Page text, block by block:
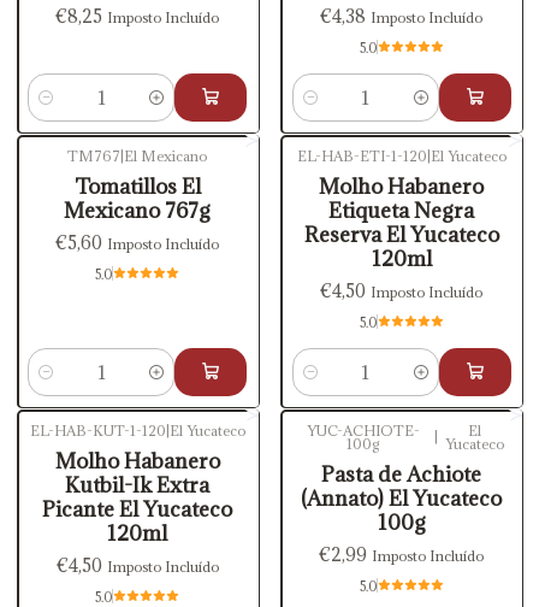
€8,25 Imposto Incluído
Quantidade
€4,38 Imposto Incluído
5.0
Quantidade
TM767 El Mexicano
Tomatillos El
Mexicano 767g
€5,60 Imposto Incluído
5.0
Quantidade
EL-HAB-ETI-1-120 El Yucateco
Molho Habanero
Etiqueta Negra
Reserva El Yucateco
120ml
€4,50 Imposto Incluído
5.0
Quantidade
EL-HAB-KUT-1-120|El Yucateco
Molho Habanero
Kutbil-Ik Extra
Picante El Yucateco
120ml
€4,50 Imposto Incluído
5.0
YUC-ACHIOTE-
100g
El
Yucateco
Pasta de Achiote
(Annato) El Yucateco
100g
€2,99 Imposto Incluído
5.0